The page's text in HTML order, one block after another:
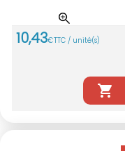
10,43€TTC / unité(s)